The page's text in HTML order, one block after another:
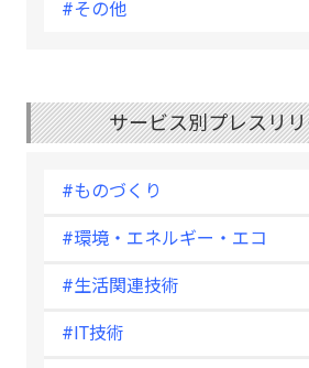
#その他
サービス別プレスリ
#ものづくり
#環境・エネルギー・エコ
#生活関連技術
#IT技術